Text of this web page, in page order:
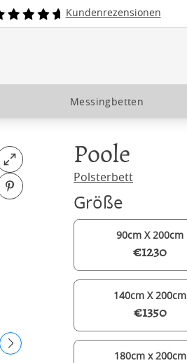
Kundenrezensionen
Messingbetten
Open fullscreen
Pin on Pinterest
Poole
Polsterbett
Größe
90cm X 200cm
€1230
140cm X 200cm
€1350
180cm x 200cm